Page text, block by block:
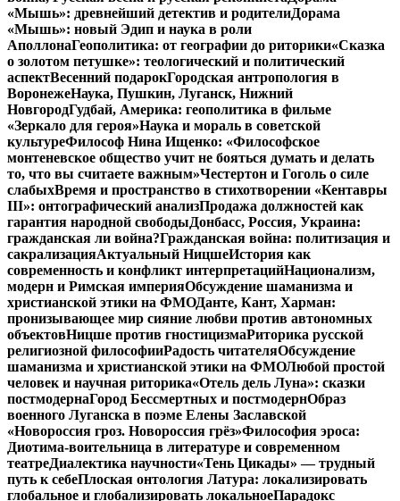
«Мышь»: древнейший детектив и родителиДорама
«Мышь»: новый Эдип и наука в роли
АполлонаГеополитика: от географии до риторики«Сказка
о золотом петушке»: теологический и политический
аспектВесенний подарокГородская антропология в
ВоронежеНаука, Пушкин, Луганск, Нижний
НовгородГудбай, Америка: геополитика в фильме
«Зеркало для героя»Наука и мораль в советской
культуреФилософ Нина Ищенко: «Философское
монтеневское общество учит не бояться думать и делать
то, что вы считаете важным»Честертон и Гоголь о силе
слабыхВремя и пространство в стихотворении «Кентавры
III»: онтографический анализПродажа должностей как
гарантия народной свободыДонбасс, Россия, Украина:
гражданская ли война?Гражданская война: политизация и
сакрализацияАктуальный НицшеИстория как
современность и конфликт интерпретацийНационализм,
модерн и Римская империяОбсуждение шаманизма и
христианской этики на ФМОДанте, Кант, Харман:
пронизывающее мир сияние любви против автономных
объектовНицше против гностицизмаРиторика русской
религиозной философииРадость читателяОбсуждение
шаманизма и христианской этики на ФМОЛюбой простой
человек и научная риторика«Отель дель Луна»: сказки
постмодернаГород Бессмертных и постмодернОбраз
военного Луганска в поэме Елены Заславской
«Новороссия гроз. Новороссия грёз»Философия эроса:
Диотима-воительница в литературе и современном
театреДиалектика научности«Тень Цикады» — трудный
путь к себеПлоская онтология Латура: локализировать
глобальное и глобализировать локальноеПарадокс